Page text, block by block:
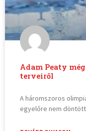
Adam Peaty
terveiről
A háromszoros
egyelőre nem döntött